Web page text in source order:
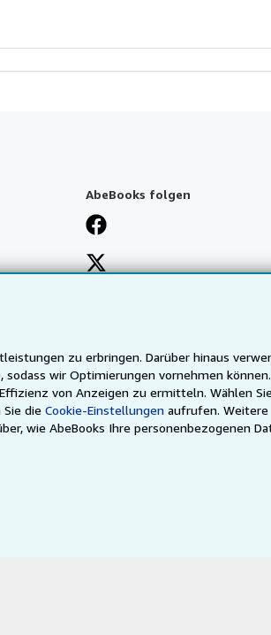
zu erbringen. Darüber hinaus
sodass wir Optimierungen vornehmen
von Anzeigen zu ermitteln. Wählen
Sie dieCookie-Einstellungen aufrufen. Weitere
wie AbeBooks Ihre personenbezogenen
AbeBooks folgen